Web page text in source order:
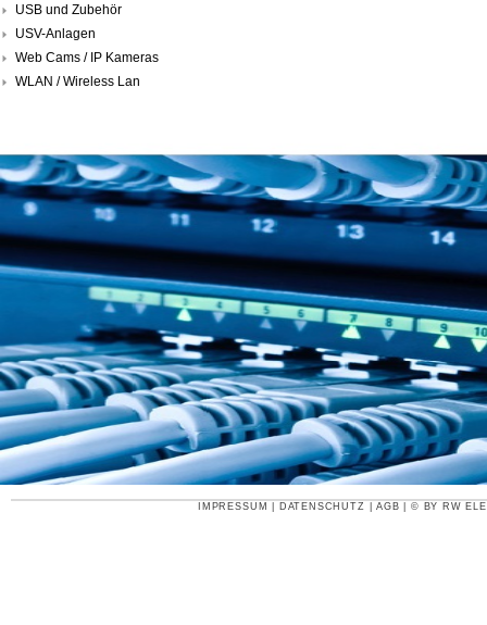
USB und Zubehör
USV-Anlagen
Web Cams / IP Kameras
WLAN / Wireless Lan
IMPRESSUM DATENSCHUTZ |AGB | © BY RW